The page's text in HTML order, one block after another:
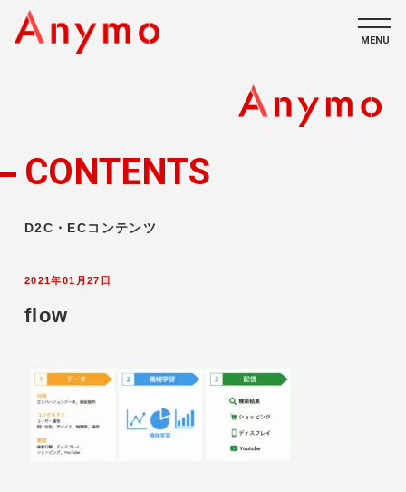
私たちについて
MENU
CONTENTS
D2C・ECコンテンツ
2021年01月27日
flow